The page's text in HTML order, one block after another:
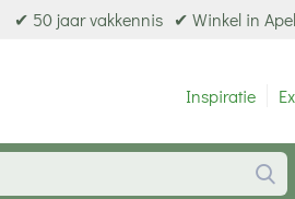
✔ 50 jaar vakkennis ✔ Winkel in
Inspiratie